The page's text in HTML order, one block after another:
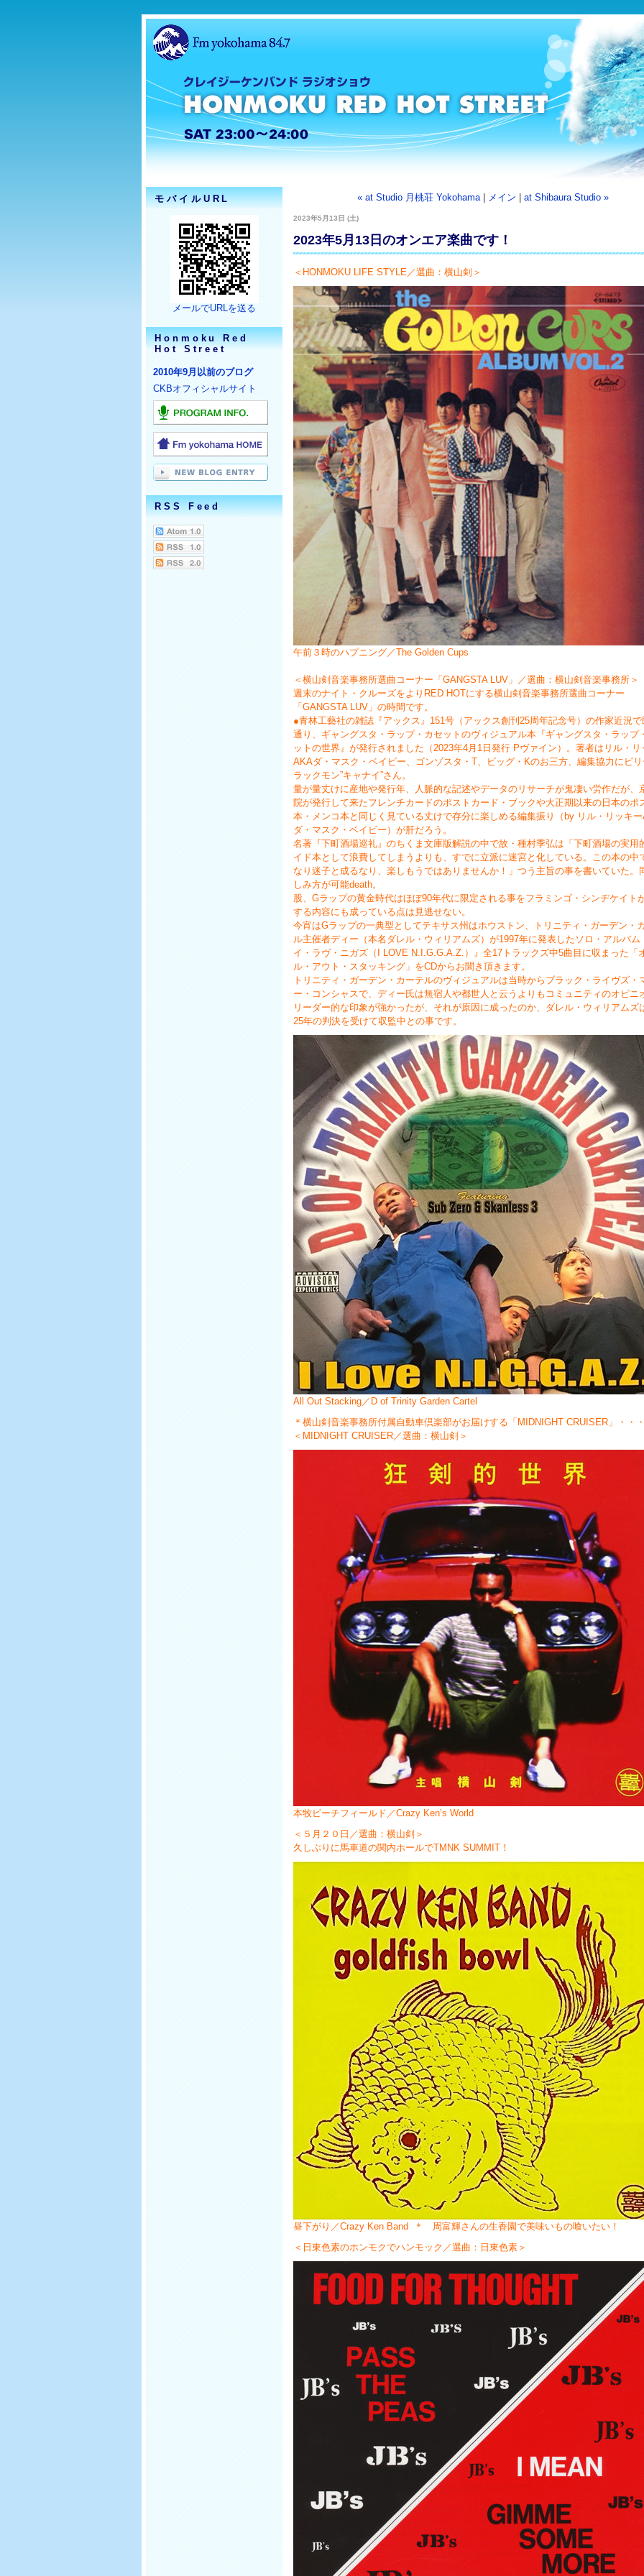
モバイルURL
メールでURLを送る
Honmoku Red
Hot Street
2010年9月以前のブログ
CKBオフィシャルサイト
RSS Feed
« at Studio 月桃荘 Yokohama| メイン at Shibaura Studio »
2023年5月13日 (土)
2023年5月13日のオンエア楽曲です！
＜HONMOKU LIFE STYLE／選曲：横山剣＞
午前３時のハプニング／The Golden Cups
＜横山剣音楽事務所選曲コーナー「GANGSTA LUV」／選曲：横山剣音楽事務所＞
週末のナイト・クルーズをよりRED HOTにする横山剣音楽事務所選曲コーナー
「GANGSTA LUV」の時間です。
●青林工藝社の雑誌『アックス』151号（アックス創刊25周年記念号）の作家近況
通り、ギャングスタ・ラップ・カセットのヴィジュアル本『ギャングスタ・ラップ
ットの世界』が発行されました（2023年4月1日発行 Pヴァイン）。著者はリル・リ
AKAダ・マスク・ベイビー、ゴンゾスタ・T、ビッグ・Kのお三方、編集協力にビ
ラックモン”キャナイ”さん。
量が量丈けに産地や発行年、人脈的な記述やデータのリサーチが鬼凄い労作だが、
院が発行して来たフレンチカードのポストカード・ブックや大正期以来の日本のポ
本・メンコ本と同じく見ている丈けで存分に楽しめる編集振り（by リル・リッキ
ダ・マスク・ベイビー）が肝だろう。
名著『下町酒場巡礼』のちくま文庫版解説の中で故・種村季弘は「下町酒場の実用
イド本として浪費してしまうよりも、すでに立派に迷宮と化している。この本の中
なり迷子と成るなり、楽しもうではありませんか！」つう主旨の事を書いていた。
しみ方が可能death。
股、Gラップの黄金時代はほぼ90年代に限定される事をフラミンゴ・シンヂケイト
する内容にも成っている点は見逃せない。
今宵はGラップの一典型としてテキサス州はホウストン、トリニティ・ガーデン・
ル主催者ディー（本名ダレル・ウィリアムズ）が1997年に発表したソロ・アルバム
イ・ラヴ・ニガズ（I LOVE N.I.G.G.A.Z.）』全17トラックズ中5曲目に収まった「
ル・アウト・スタッキング」をCDからお聞き頂きます。
トリニティ・ガーデン・カーテルのヴィジュアルは当時からブラック・ライヴズ・
ー・コンシャスで、ディー氏は無宿人や都世人と云うよりもコミュニティのオピニ
リーダー的な印象が強かったが、それが原因に成ったのか、ダレル・ウィリアムズ
25年の判決を受けて収監中との事です。
All Out Stacking／D of Trinity Garden Cartel
＊横山剣音楽事務所付属自動車倶楽部がお届けする「MIDNIGHT CRUISER」・・
＜MIDNIGHT CRUISER／選曲：横山剣＞
本牧ビーチフィールド／Crazy Ken’s World
＜５月２０日／選曲：横山剣＞
久しぶりに馬車道の関内ホールでTMNK SUMMIT！
昼下がり／Crazy Ken Band ＊ 周富輝さんの生香園で美味いもの喰いたい！
＜日東色素のホンモクでハンモック／選曲：日東色素＞